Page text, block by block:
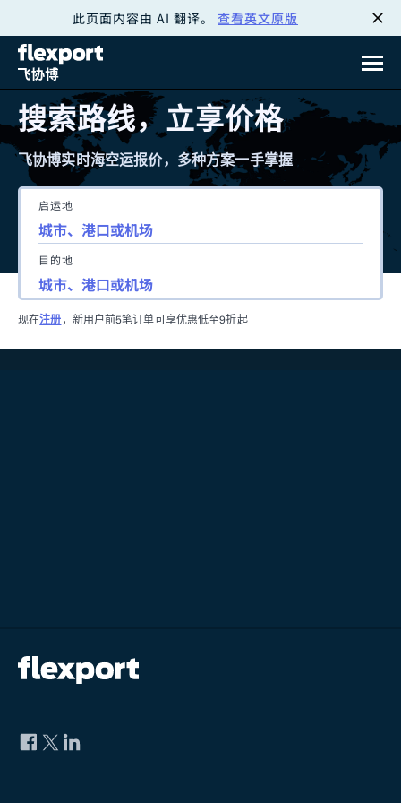
此页面内容由 AI 翻译。 查看英文原版
搜索路线，立享价格
飞协博实时海空运报价，多种方案一手掌握
启运地
目的地
现在注册 ，新用户前5笔订单可享优惠低至9折起